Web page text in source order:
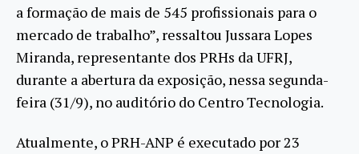
a formação de mais de 545 profissionais para o
mercado de trabalho”, ressaltou Jussara Lopes
Miranda, representante dos PRHs da UFRJ,
durante a abertura da exposição, nessa segunda-
feira (31/9), no auditório do Centro Tecnologia.
Atualmente, o PRH-ANP é executado por 23